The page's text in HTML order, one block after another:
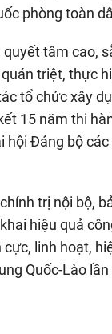
phòng toàn
tâm cao,
triệt, thực
tổ chức xây
15 năm thi
Đảng bộ
trị nội bộ,
hiệu quả
linh hoạt,
Quốc-Lào